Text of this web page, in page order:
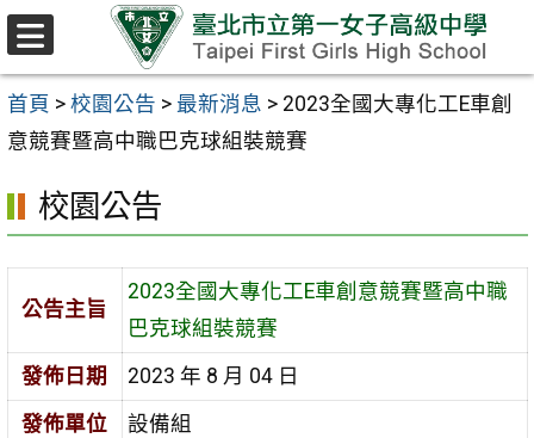
跳至主要內容區
首頁 > 校園公告 > 最新消息 > 2023全國大專化工E車創
意競賽暨高中職巴克球組裝競賽
校園公告
公告主旨
2023全國大專化工E車創意競賽暨高中職
巴克球組裝競賽
發佈日期
2023 年 8 月 04 日
發佈單位
設備組
選
單